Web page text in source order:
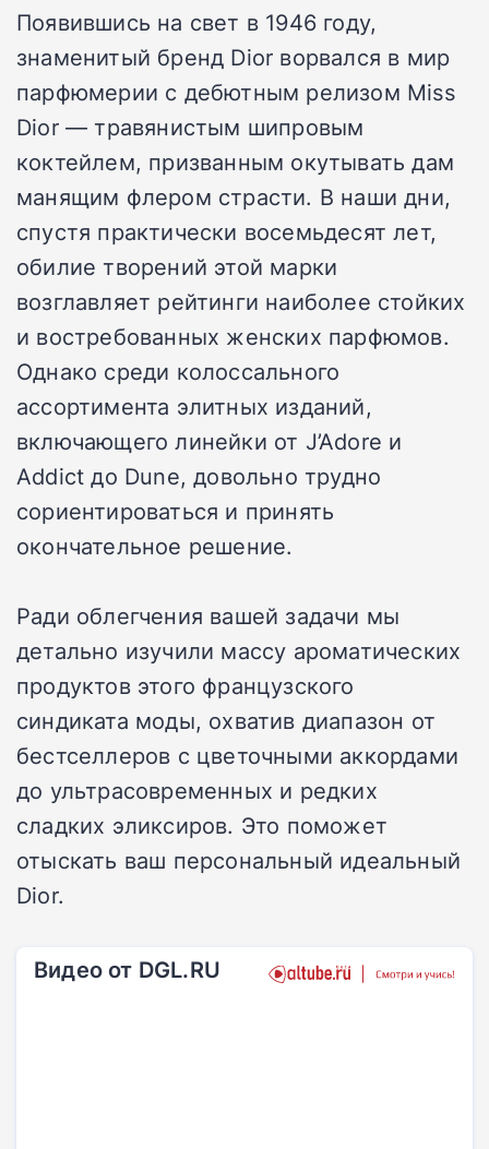
Появившись на свет в 1946 году,
знаменитый бренд Dior ворвался в мир
парфюмерии с дебютным релизом Miss
Dior — травянистым шипровым
коктейлем, призванным окутывать дам
манящим флером страсти. В наши дни,
спустя практически восемьдесят лет,
обилие творений этой марки
возглавляет рейтинги наиболее стойких
и востребованных женских парфюмов.
Однако среди колоссального
ассортимента элитных изданий,
включающего линейки от J’Adore и
Addict до Dune, довольно трудно
сориентироваться и принять
окончательное решение.
Ради облегчения вашей задачи мы
детально изучили массу ароматических
продуктов этого французского
синдиката моды, охватив диапазон от
бестселлеров с цветочными аккордами
до ультрасовременных и редких
сладких эликсиров. Это поможет
отыскать ваш персональный идеальный
Dior.
Видео от DGL.RU